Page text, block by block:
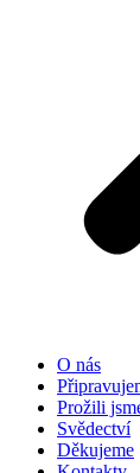
O nás
Prožili
Svědectví
Děkujeme